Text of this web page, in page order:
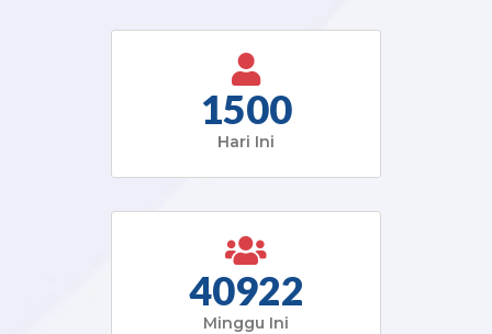
1500
Hari Ini
40922
Minggu Ini